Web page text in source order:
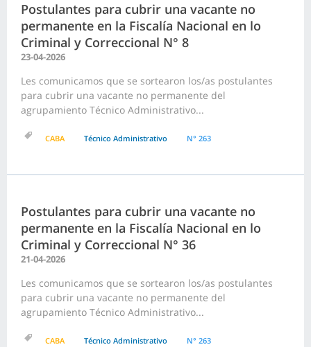
Postulantes para cubrir una vacante no
permanente en la Fiscalía Nacional en lo
Criminal y Correccional N° 8
23-04-2026
Les comunicamos que se sortearon los/as postulantes
para cubrir una vacante no permanente del
agrupamiento Técnico Administrativo...
CABA Técnico Administrativo N° 263
Postulantes para cubrir una vacante no
permanente en la Fiscalía Nacional en lo
Criminal y Correccional N° 36
21-04-2026
Les comunicamos que se sortearon los/as postulantes
para cubrir una vacante no permanente del
agrupamiento Técnico Administrativo...
CABA Técnico Administrativo N° 263